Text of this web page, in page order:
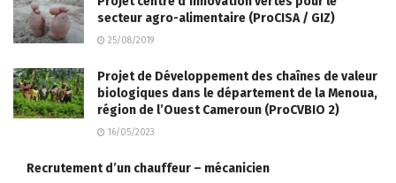
secteur agro-alimentaire (ProCISA / GIZ)
25/08/2019
Projet de Développement des chaînes de valeur
biologiques dans le département de la Menoua,
région de l’Ouest Cameroun (ProCVBIO 2)
16/05/2023
Recrutement d’un chauffeur – mécanicien